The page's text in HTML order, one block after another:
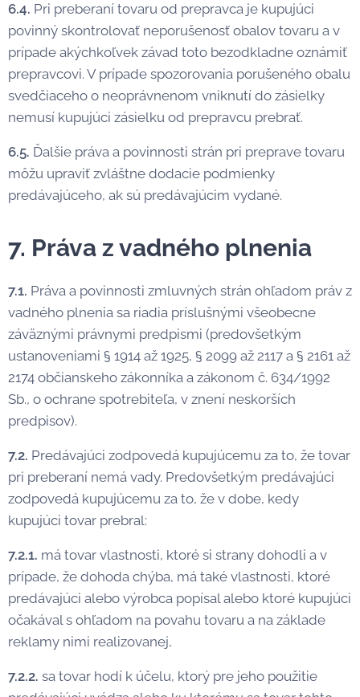
6.4. Pri preberaní tovaru od prepravca je kupujúci
povinný skontrolovať neporušenosť obalov tovaru a v
prípade akýchkoľvek závad toto bezodkladne oznámiť
prepravcovi. V prípade spozorovania porušeného obalu
svedčiaceho o neoprávnenom vniknutí do zásielky
nemusí kupujúci zásielku od prepravcu prebrať.
6.5. Ďalšie práva a povinnosti strán pri preprave tovaru
môžu upraviť zvláštne dodacie podmienky
predávajúceho, ak sú predávajúcim vydané.
7. Práva z vadného plnenia
7.1. Práva a povinnosti zmluvných strán ohľadom práv z
vadného plnenia sa riadia príslušnými všeobecne
záväznými právnymi predpismi (predovšetkým
ustanoveniami § 1914 až 1925, § 2099 až 2117 a § 2161 až
2174 občianskeho zákonníka a zákonom č. 634/1992
Sb., o ochrane spotrebiteľa, v znení neskorších
predpisov).
7.2. Predávajúci zodpovedá kupujúcemu za to, že tovar
pri preberaní nemá vady. Predovšetkým predávajúci
zodpovedá kupujúcemu za to, že v dobe, kedy
kupujúci tovar prebral:
7.2.1. má tovar vlastnosti, ktoré si strany dohodli a v
prípade, že dohoda chýba, má také vlastnosti, ktoré
predávajúci alebo výrobca popísal alebo ktoré kupujúci
očakával s ohľadom na povahu tovaru a na základe
reklamy nimi realizovanej,
7.2.2. sa tovar hodí k účelu, ktorý pre jeho použitie